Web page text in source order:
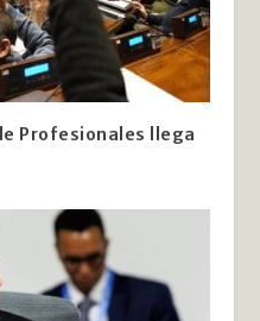
Profesionales llega